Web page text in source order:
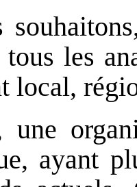
les
local,
une
ayant